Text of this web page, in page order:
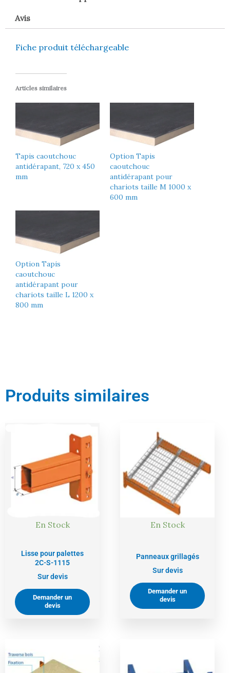
Avis
Fiche produit téléchargeable
Articles similaires
Tapis caoutchouc
antidérapant, 720 x 450
mm
Option Tapis
caoutchouc
antidérapant pour
chariots taille M 1000 x
600 mm
Option Tapis
caoutchouc
antidérapant pour
chariots taille L 1200 x
800 mm
Produits similaires
En Stock
Lisse pour palettes
2C-S-1115
Sur devis
Demander un
devis
En Stock
Panneaux grillagés
Sur devis
Demander un
devis